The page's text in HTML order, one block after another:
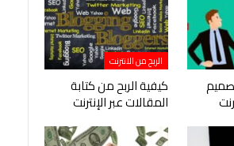
الربح من الانترنت
كيفية الربح من كتابة
المقالات عبر الإنترنت